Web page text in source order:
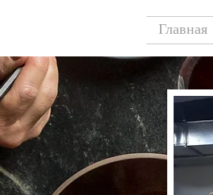
Главная